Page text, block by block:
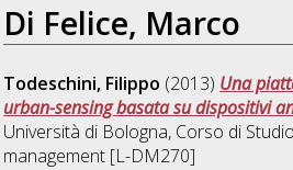
Di Felice, Marco
Todeschini, Filippo (2013) Una
urban-sensing basata su dispositivi
Università di Bologna, Corso di
management [L-DM270]